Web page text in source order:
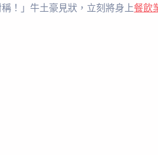
！」牛土豪見狀，立刻將身上餐飲